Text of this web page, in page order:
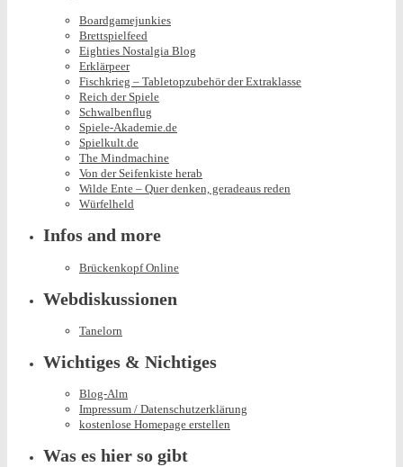
Boardgamejunkies
Brettspielfeed
Eighties Nostalgia Blog
Erklärpeer
Fischkrieg – Tabletopzubehör der Extraklasse
Reich der Spiele
Schwalbenflug
Spiele-Akademie.de
Spielkult.de
The Mindmachine
Von der Seifenkiste herab
Wilde Ente – Quer denken, geradeaus reden
Würfelheld
Infos and more
Brückenkopf Online
Webdiskussionen
Tanelorn
Wichtiges & Nichtiges
Blog-Alm
Impressum / Datenschutzerklärung
kostenlose Homepage erstellen
Was es hier so gibt